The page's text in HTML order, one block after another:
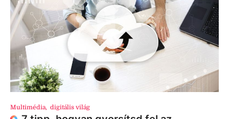
Multimédia, digitális világ